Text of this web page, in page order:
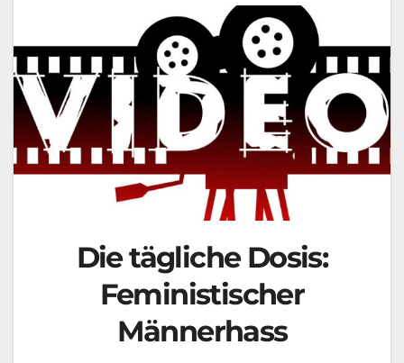
Die tägliche Dosis:
Feministischer
Männerhass